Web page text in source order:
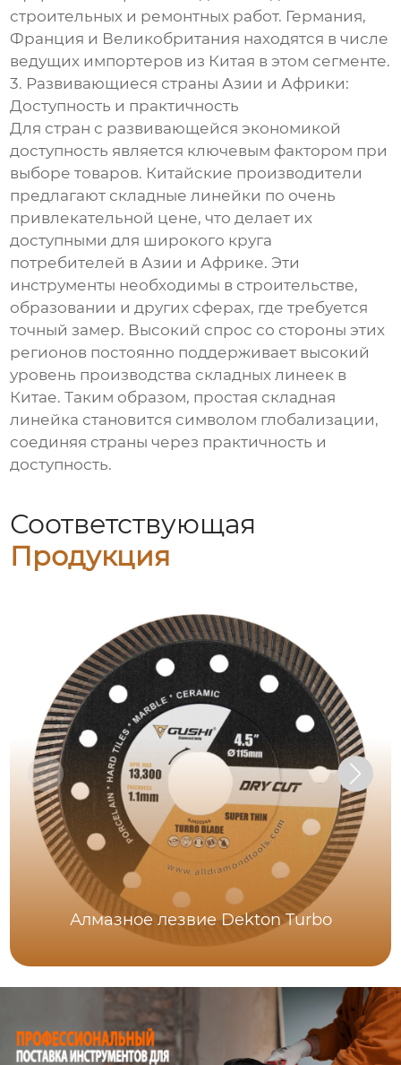
строительных и ремонтных работ. Германия,
Франция и Великобритания находятся в числе
ведущих импортеров из Китая в этом сегменте.
3. Развивающиеся страны Азии и Африки:
Доступность и практичность
Для стран с развивающейся экономикой
доступность является ключевым фактором при
выборе товаров. Китайские производители
предлагают складные линейки по очень
привлекательной цене, что делает их
доступными для широкого круга
потребителей в Азии и Африке. Эти
инструменты необходимы в строительстве,
образовании и других сферах, где требуется
точный замер. Высокий спрос со стороны этих
регионов постоянно поддерживает высокий
уровень производства складных линеек в
Китае. Таким образом, простая складная
линейка становится символом глобализации,
соединяя страны через практичность и
доступность.
Соответствующая
Продукция
Алмазное лезвие Dekton Turbo